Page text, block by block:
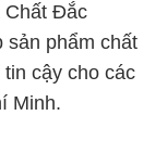
Chất Đắc
sản phẩm chất
cậy cho các
Minh.